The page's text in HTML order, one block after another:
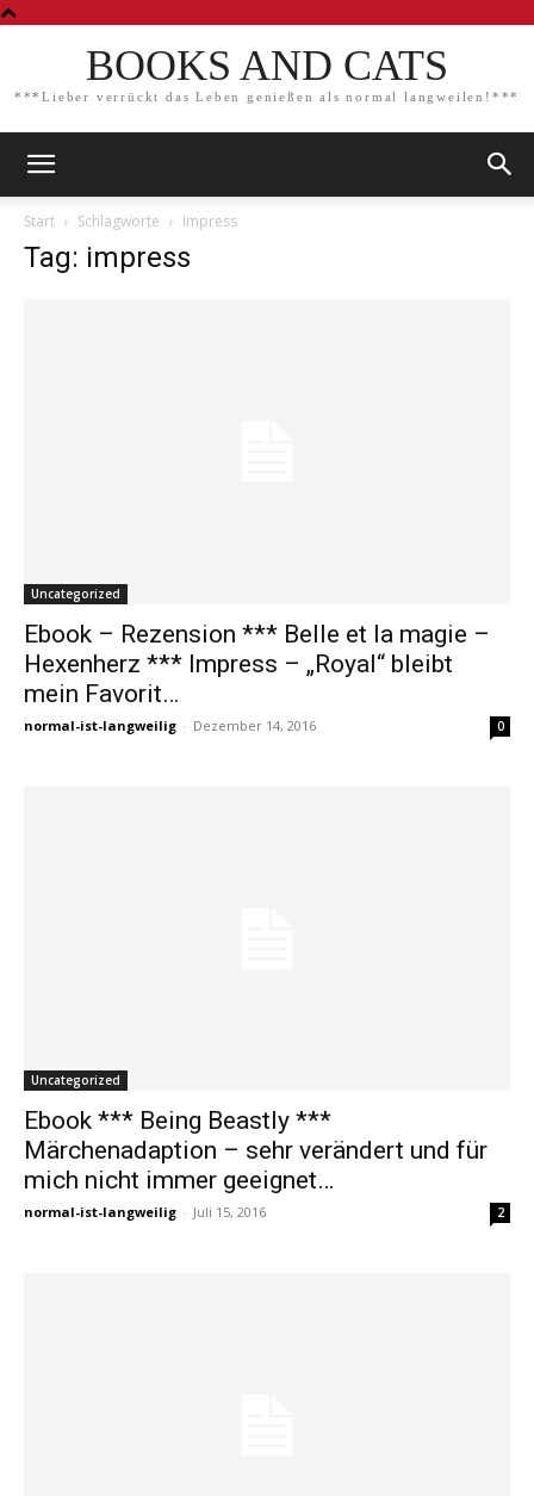
BOOKS AND CATS
***Lieber verrückt das Leben genießen als normal langweilen!***
Start Schlagworte Impress
Tag: impress
Uncategorized
Ebook – Rezension *** Belle et la magie –
Hexenherz *** Impress – „Royal“ bleibt
mein Favorit…
normal-ist-langweilig - Dezember 14, 2016 0
Uncategorized
Ebook *** Being Beastly ***
Märchenadaption – sehr verändert und für
mich nicht immer geeignet…
normal-ist-langweilig - Juli 15, 2016 2